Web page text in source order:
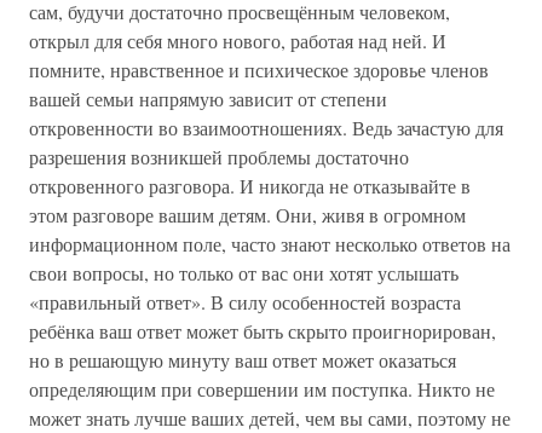
сам, будучи достаточно просвещённым человеком,
открыл для себя много нового, работая над ней. И
помните, нравственное и психическое здоровье членов
вашей семьи напрямую зависит от степени
откровенности во взаимоотношениях. Ведь зачастую для
разрешения возникшей проблемы достаточно
откровенного разговора. И никогда не отказывайте в
этом разговоре вашим детям. Они, живя в огромном
информационном поле, часто знают несколько ответов на
свои вопросы, но только от вас они хотят услышать
«правильный ответ». В силу особенностей возраста
ребёнка ваш ответ может быть скрыто проигнорирован,
но в решающую минуту ваш ответ может оказаться
определяющим при совершении им поступка. Никто не
может знать лучше ваших детей, чем вы сами, поэтому не